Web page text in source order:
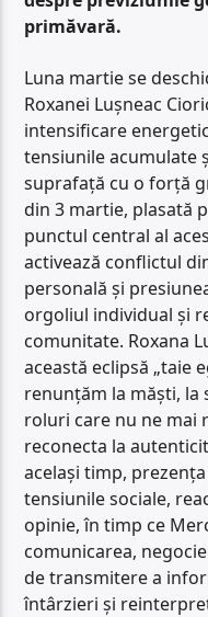
primăvară.
Luna martie se
Roxanei Lușneac
intensificare
tensiunile acumulate
suprafață cu o forță
din 3 martie, plasată
punctul central al
activează conflictul
personală și
orgoliul individual și
comunitate. Roxana
această eclipsă „taie
renunțăm la măști,
roluri care nu ne mai
reconecta la
același timp,
tensiunile sociale,
opinie, în timp ce
comunicarea,
de transmitere a
întârzieri și